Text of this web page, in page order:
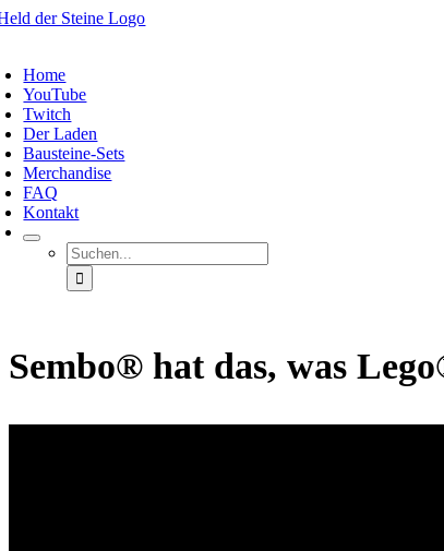
Zum
Home
YouTube
Twitch
Der Laden
Bausteine-Sets
Merchandise
FAQ
Kontakt
Suche
nach:
Sembo® hat das, was